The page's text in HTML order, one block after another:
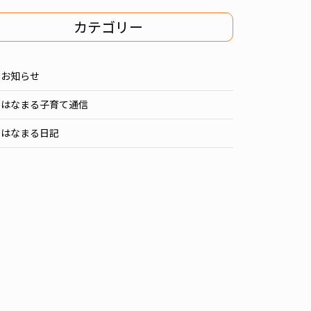
カテゴリー
お知らせ
はなまる子育て通信
はなまる日記